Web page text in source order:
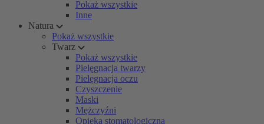
Pokaż wszystkie
Inne
Natura
Pokaż wszystkie
Twarz
Pokaż wszystkie
Pielęgnacja twarzy
Pielęgnacja oczu
Czyszczenie
Maski
Mężczyźni
Opieka stomatologiczna